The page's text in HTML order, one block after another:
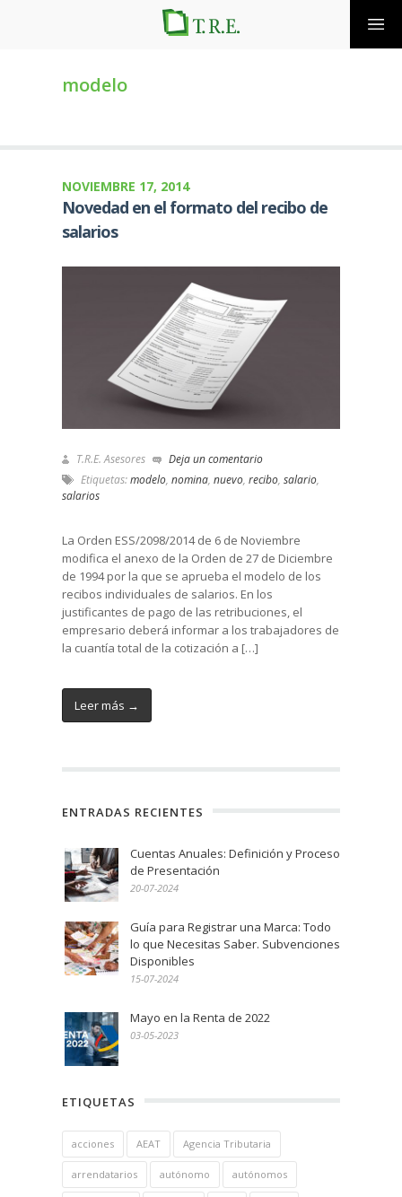
modelo
NOVIEMBRE 17, 2014
Novedad en el formato del recibo de
salarios
T.R.E. Asesores
Deja un comentario
Etiquetas:modelo, nomina, nuevo, recibo, salario,
salarios
La Orden ESS/2098/2014 de 6 de Noviembre
modifica el anexo de la Orden de 27 de Diciembre
de 1994 por la que se aprueba el modelo de los
recibos individuales de salarios. En los
justificantes de pago de las retribuciones, el
empresario deberá informar a los trabajadores de
la cuantía total de la cotización a […]
Leer más →
ENTRADAS RECIENTES
Cuentas Anuales: Definición y Proceso
de Presentación
20-07-2024
Guía para Registrar una Marca: Todo
lo que Necesitas Saber. Subvenciones
Disponibles
15-07-2024
Mayo en la Renta de 2022
03-05-2023
ETIQUETAS
acciones AEAT Agencia Tributaria
arrendatarios autónomo autónomos